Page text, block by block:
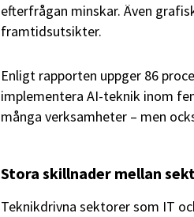
efterfrågan minskar. Även
framtidsutsikter.
Enligt rapporten uppger 86
implementera AI-teknik inom
många verksamheter – men
Stora skillnader mellan
Teknikdrivna sektorer som IT